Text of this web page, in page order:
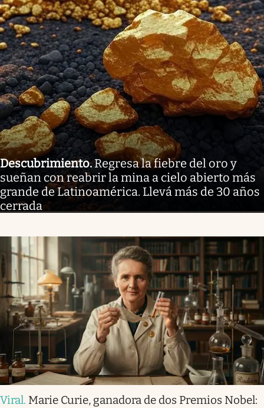
Descubrimiento.Regresa la fiebre del oro y
sueñan con reabrir la mina a cielo abierto más
grande de Latinoamérica. Llevá más de 30 años
cerrada
Viral. Marie Curie, ganadora de dos Premios Nobel: